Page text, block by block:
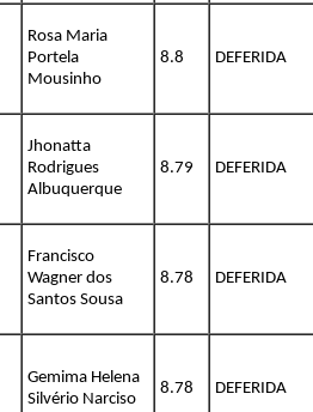
Rosa Maria
Portela
Mousinho
8.8 DEFERIDA
Jhonatta
Rodrigues
Albuquerque
8.79 DEFERIDA
Francisco
Wagner dos
Santos Sousa
8.78 DEFERIDA
Gemima Helena
Silvério Narciso
8.78 DEFERIDA